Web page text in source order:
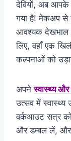
देवियों, अब आपके
गया है! मेकअप से
आवश्यक देखभाल
लिए, वहाँ एक
कल्पनाओं को
अपनेस्वास्थ्य
उत्सव में स्वास्थ्य
वर्कआउट सत्र
और डम्बल लें,